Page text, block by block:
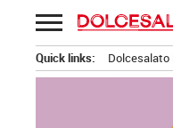
Passa
al
contenuto
Quick links: Dolcesalato